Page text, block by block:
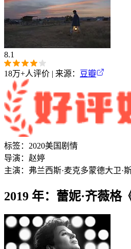
8.1
18万+人评价 | 来源： 豆瓣
标签： 2020美国 剧情
导演： 赵婷
主演： 弗兰西斯·麦克多蒙德大卫·
2019 年：蕾妮·齐薇格